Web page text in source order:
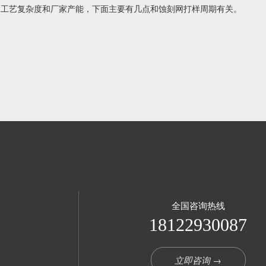
艺复杂度和厂家产能，下面主要有几点和蚀刻网打样周期有关。
全国咨询热线
18122930087
立即咨询 →